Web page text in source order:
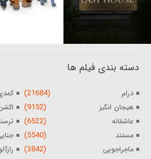
دسته بندی فیلم ها
درام (21684)
هیجان انگیز (9152)
عاشقانه (6522)
مستند (5540)
ماجراجویی (3842)